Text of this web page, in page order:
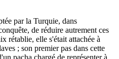
par la Turquie, dans
de réduire autrement ces
rétablie, elle s'était attachée à
; son premier pas dans cette